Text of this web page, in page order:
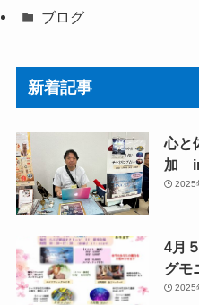
ブログ
新着記事
心と
加
2025
4月
グモ
2025